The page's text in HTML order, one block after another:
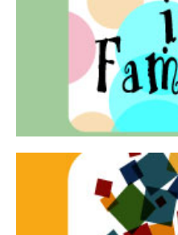
Teatro
Teatro In Famiglia è una
per far condividere e